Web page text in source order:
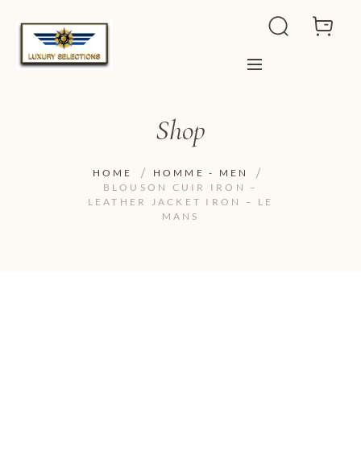
Shop
HOME
HOMME - MEN
BLOUSON CUIR IRON –
LEATHER JACKET IRON – LE
MANS